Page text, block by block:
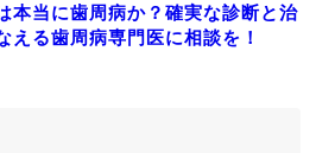
本当に歯周病か？確実な診断と治
える歯周病専門医に相談を！